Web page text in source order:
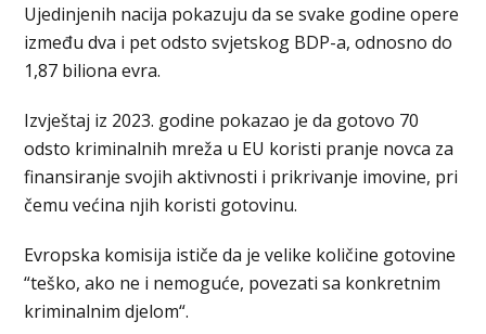
Ujedinjenih nacija pokazuju da se svake godine opere
između dva i pet odsto svjetskog BDP-a, odnosno do
1,87 biliona evra.
Izvještaj iz 2023. godine pokazao je da gotovo 70
odsto kriminalnih mreža u EU koristi pranje novca za
finansiranje svojih aktivnosti i prikrivanje imovine, pri
čemu većina njih koristi gotovinu.
Evropska komisija ističe da je velike količine gotovine
“teško, ako ne i nemoguće, povezati sa konkretnim
kriminalnim djelom“.